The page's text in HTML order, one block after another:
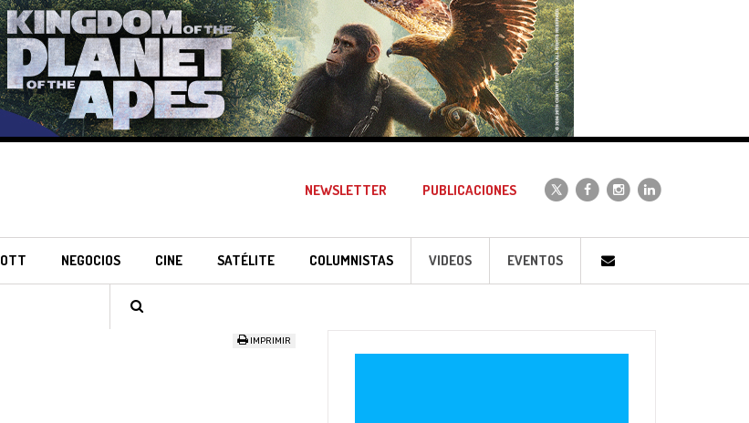
NEWSLETTER PUBLICACIONES
OTT NEGOCIOS CINE SATÉLITE COLUMNISTAS VIDEOS EVENTOS
IMPRIMIR